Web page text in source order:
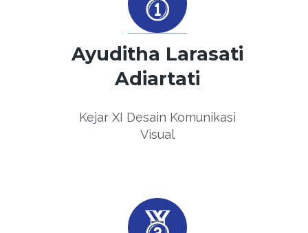
Ayuditha Larasati
Adiartati
Kejar XI Desain Komunikasi
Visual